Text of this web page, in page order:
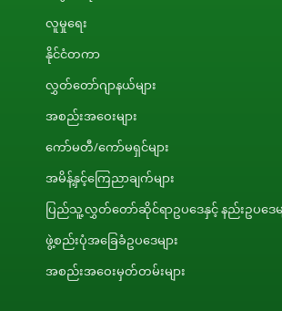
လူမှုရေး
နိုင်ငံတကာ
လွှတ်တော်ဂျာနယ်များ
အစည်းအဝေးများ
ကော်မတီ/ကော်မရှင်များ
အမိန့်နှင့်ကြေညာချက်များ
ပြည်သူ့လွှတ်တော်ဆိုင်ရာဥပဒေနှင့် နည်းဥပဒေမ
ဖွဲ့စည်းပုံအခြေခံဥပဒေများ
အစည်းအဝေးမှတ်တမ်းများ